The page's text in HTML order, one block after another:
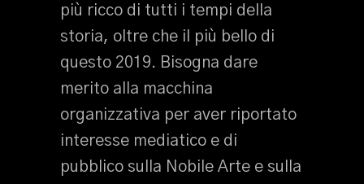
più ricco di tutti i tempi della
storia, oltre che il più bello di
questo 2019. Bisogna dare
merito alla macchina
organizzativa per aver riportato
interesse mediatico e di
pubblico sulla Nobile Arte e sulla